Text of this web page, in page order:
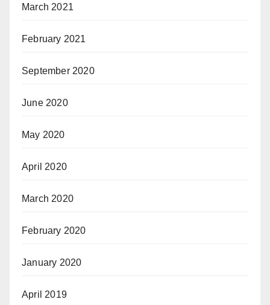
March 2021
February 2021
September 2020
June 2020
May 2020
April 2020
March 2020
February 2020
January 2020
April 2019